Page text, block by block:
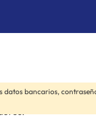
datos bancarios,